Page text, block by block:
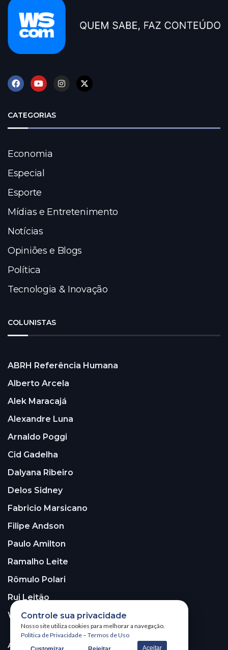
CATEGORIAS
Economia
Especial
Esporte
Mídias e Entretenimento
Notícias
Opiniões e Blogs
Política
Tecnologia & Inovação
COLUNISTAS
ABRH Referência Humana
Alberto Arcela
Alek Maracajá
Alexandre Luna
Arnaldo Poggi
Cid Gadelha
Dalyana Ribeiro
Delos Sidney
Fabricio Marsicano
Filipe Andson
Paulo Amilton
Ramalho Leite
Rômulo Polari
Rui Leitão
Walter Santos
ASSINE A NOSSA NEWSLETTER!
Controle sua privacidade
Nosso site utiliza cookies para melhorar a navegação.
Política de Privacidade – Termos de Uso
Aceitar